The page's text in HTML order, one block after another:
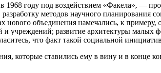
году под воздействием «Факела», —
методов научного планирования
нового объединения намечались, к
учреждений; развитие архитектуры малых
что факт такой социальной
которые ставились ему в вину и в конце